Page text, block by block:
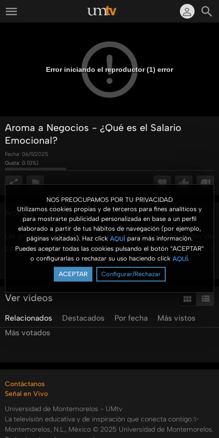
NOS PREOCUPAMOS POR TU PRIVACIDAD
Utilizamos cookies propias y de terceros para fines analíticos y
para mostrarte publicidad personalizada en base a un perfil
elaborado a partir de tus hábitos de navegación (por ejemplo,
páginas visitadas). Haz click AQUÍ para más información.
Puedes aceptar todas las cookies pulsando el botón “ACEPTAR”
o configurarlas o rechazar su uso haciendo click AQUÍ.
ACEPTAR Configurar/Rechazar
Error iniciando el reproductor (1) error
Aroma a Negocios - ¿Qué es el Salario
Emocional?
Fecha: 06/11/2025
Gusta: 0 (0%)
Aroma a Negocios
Un programa dirigido a jóvenes y adultos con el fin de
compartir información relacionada con el desarrollo y
gestión de los negocios. Se presenta información
profesional con un enfoque práctico y para ser aterrizado
en las organizaciones.
Emocional?" por el Mtro. Samuel Urbano
Categorías:
Tags:
Ver más
Ver vídeos
Relacionados Destacados Por fecha
Más vistos
Más votados
Contáctanos
Señal en Vivo
Universidad de Montemorelos - UMtv
La televisión educativa y de inspiración que conecta contigo.✨
Montemorelos, N.L., México © 2025 Universidad de Montemorelos.